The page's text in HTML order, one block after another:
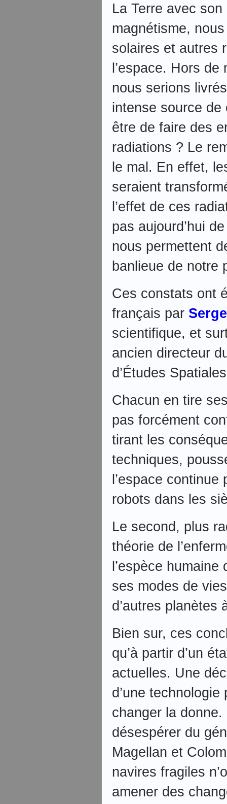
La Terre avec
magnétisme,
solaires et autres
l’espace. Hors
nous serions
intense source
être de faire des
radiations ? Le
le mal. En effet,
seraient
l’effet de ces
pas aujourd’hui
nous permettent
banlieue de notre
Ces constats ont
français par
scientifique, et
ancien directeur
d’Études
Chacun en tire
pas forcément
tirant les
techniques,
l’espace continue
robots dans les
Le second, plus
théorie de
l’espèce
ses modes de
d’autres planètes
Bien sur, ces
qu’à partir d’un
actuelles. Une
d’une
changer la
désespérer du
Magellan et
navires fragiles
amener des